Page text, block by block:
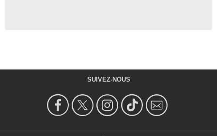
SUIVEZ-NOUS